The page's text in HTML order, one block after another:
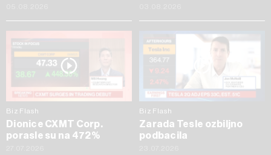
Biz Flash
Dionice CXMT Corp.
porasle su na 472%
Biz Flash
Zarada Tesle ozbiljno
podbacila